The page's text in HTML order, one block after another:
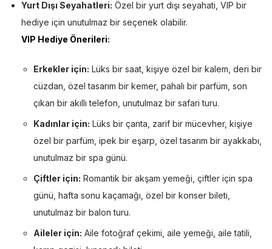
Yurt Dışı Seyahatleri: Özel bir yurt dışı seyahati, VIP bir
hediye için unutulmaz bir seçenek olabilir.
VIP Hediye Önerileri:
Erkekler için: Lüks bir saat, kişiye özel bir kalem, deri bir
cüzdan, özel tasarım bir kemer, pahalı bir parfüm, son
çıkan bir akıllı telefon, unutulmaz bir safari turu.
Kadınlar için: Lüks bir çanta, zarif bir mücevher, kişiye
özel bir parfüm, ipek bir eşarp, özel tasarım bir ayakkabı,
unutulmaz bir spa günü.
Çiftler için: Romantik bir akşam yemeği, çiftler için spa
günü, hafta sonu kaçamağı, özel bir konser bileti,
unutulmaz bir balon turu.
Aileler için: Aile fotoğraf çekimi, aile yemeği, aile tatili,